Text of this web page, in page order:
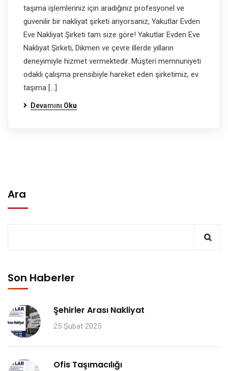
taşıma işlemleriniz için aradığınız profesyonel ve
güvenilir bir nakliyat şirketi arıyorsanız, Yakutlar Evden
Eve Nakliyat Şirketi tam size göre! Yakutlar Evden Eve
Nakliyat Şirketi, Dikmen ve çevre illerde yılların
deneyimiyle hizmet vermektedir. Müşteri memnuniyeti
odaklı çalışma prensibiyle hareket eden şirketimiz, ev
taşıma […]
Devamını Oku
Ara
Son Haberler
Şehirler Arası Nakliyat
25 Şubat 2025
Ofis Taşımacılığı